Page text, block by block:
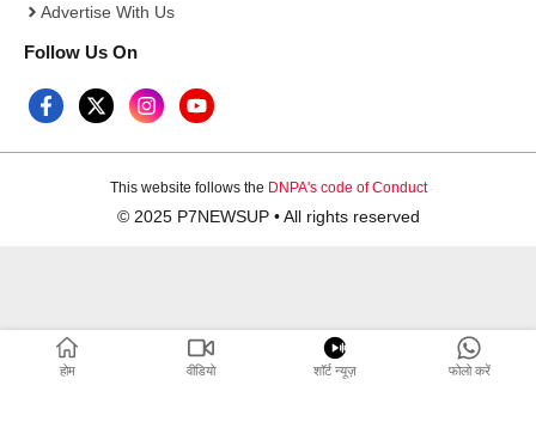
Advertise With Us
Follow Us On
This website follows the DNPA's code of Conduct
© 2025 P7NEWSUP • All rights reserved
होम वीडियो शाॅर्ट न्यूज़ फोलो करें